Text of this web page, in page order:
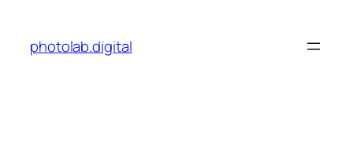
content
photolab.digital